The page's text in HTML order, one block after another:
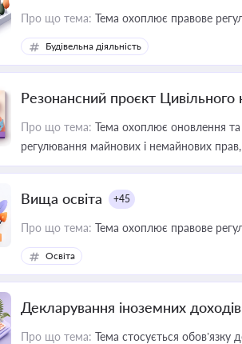
Про що тема: Тема охоплює правове
Будівельна діяльність
Резонансний проєкт Цивільного
Про що тема: Тема охоплює оновлення
регулювання майнових і немайнових
Вища освіта +45
Про що тема: Тема охоплює правове
Освіта
Декларування іноземних доходів
Про що тема: Тема стосується